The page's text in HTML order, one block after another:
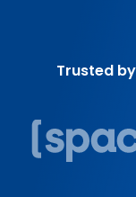
Trusted